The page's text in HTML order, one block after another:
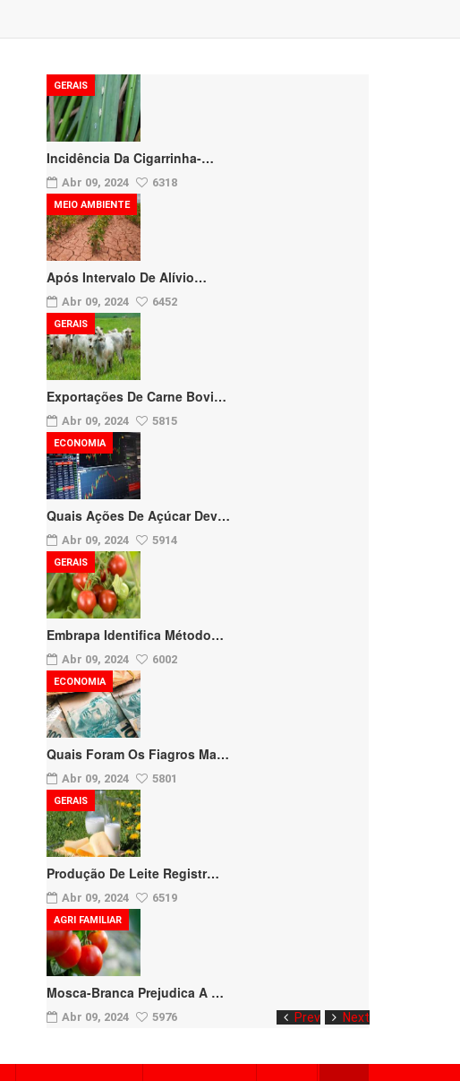
Prev Next
Incidência Da Cigarrinha-…
Abr 09, 2024 6318
GERAIS
Após Intervalo De Alívio…
Abr 09, 2024 6452
MEIO AMBIENTE
Exportações De Carne Bovi…
Abr 09, 2024 5815
GERAIS
Quais Ações De Açúcar Dev…
Abr 09, 2024 5914
ECONOMIA
Embrapa Identifica Método…
Abr 09, 2024 6002
GERAIS
Quais Foram Os Fiagros Ma…
Abr 09, 2024 5801
ECONOMIA
Produção De Leite Registr…
Abr 09, 2024 6519
GERAIS
Mosca-Branca Prejudica A …
Abr 09, 2024 5976
AGRI FAMILIAR